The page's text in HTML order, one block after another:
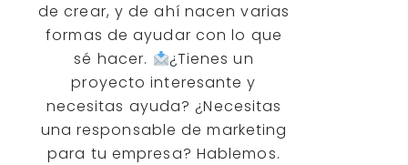
de crear, y de ahí nacen varias
formas de ayudar con lo que
sé hacer.
¿Tienes un
proyecto interesante y
necesitas ayuda? ¿Necesitas
una responsable de marketing
para tu empresa? Hablemos.